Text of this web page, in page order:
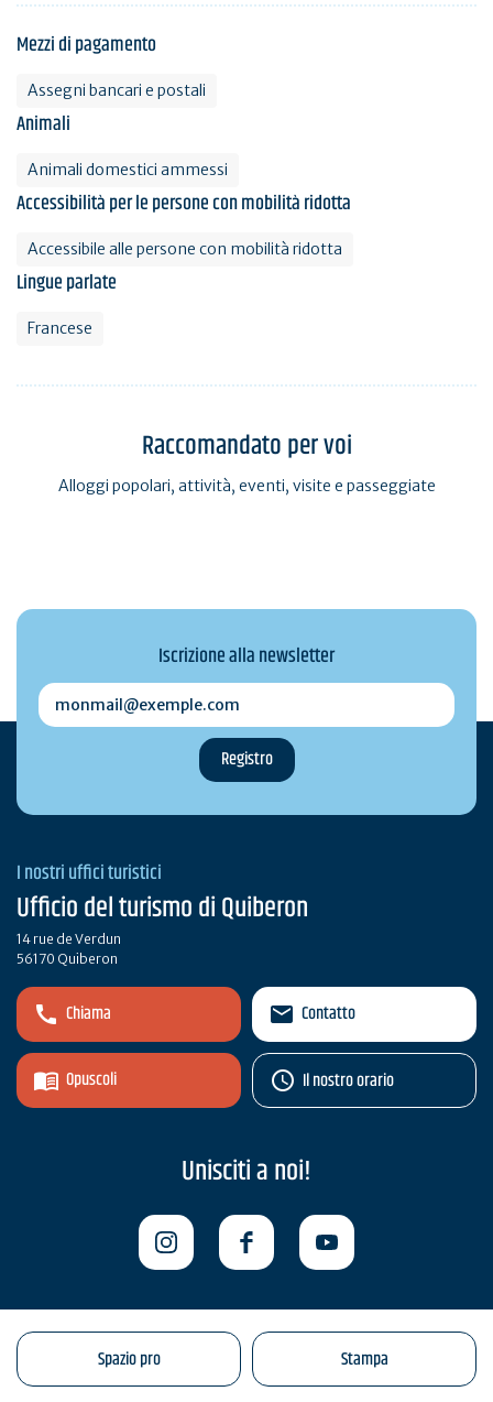
Mezzi di pagamento
Assegni bancari e postali
Animali
Animali domestici ammessi
Accessibilità per le persone con mobilità ridotta
Accessibile alle persone con mobilità ridotta
Lingue parlate
Francese
Raccomandato per voi
Alloggi popolari, attività, eventi, visite e passeggiate
Iscrizione alla newsletter
monmail@exemple.com
I nostri uffici turistici
Ufficio del turismo di Quiberon
14 rue de Verdun
56170 Quiberon
Chiama
Opuscoli
Contatto
Il nostro orario
Unisciti a noi!
Spazio pro Stampa